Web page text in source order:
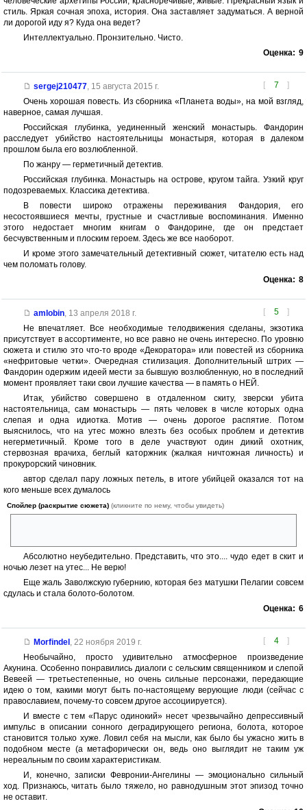
стиль. Яркая сочная эпоха, история. Она заставляет задуматься. А верной
ли дорогой иду я? Куда она ведет?
Интеллектуально. Пронзительно. Чисто.
Оценка: 9
[ 7 ]
sergej210477, 15 августа 2015 г.
Очень хорошая повесть. Из сборника «Планета воды», на мой взгляд,
наверное, самая лучшая.
Российская глубинка, уединенный женский монастырь. Фандорин
расследует убийство настоятельницы монастыря, которая в далеком
прошлом была его возлюбленной.
По жанру — герметичный детектив.
Российская глубинка. Монастырь на острове, кругом тайга. Узкий круг
подозреваемых. Классика детектива.
В повести широко отражены переживания Фандория, его
несостоявшиеся мечты, грустные и счастливые воспоминания. Именно
этого недостает многим книгам о Фандорине, где он предстает
бесчувственным и плоским героем. Здесь же все наоборот.
И кроме этого замечательный детективный сюжет, читателю есть над
чем поломать голову.
Оценка: 8
[ 5 ]
amlobin, 13 апреля 2018 г.
Не впечатляет. Все необходимые телодвижения сделаны, экзотика
присутствует в ассортименте, но все равно не очень интересно. По уровню
сюжета и стилю это что-то вроде «Декоратора» или повестей из сборника
«нефритовые четки». Очередная стилизация. Дополнительный штрих —
Фандорин одержим идеей мести за бывшую возлюбленную, но в последний
момент проявляет таки свои лучшие качества — в память о НЕЙ.
Итак, убийство совершено в отдаленном скиту, зверски убита
настоятельница, сам монастырь — пять человек в числе которых одна
слепая и одна идиотка. Мотив — очень дорогое распятие. Потом
выяснилось, что на утес можно влезть без особых проблем и детектив
негерметичный. Кроме того в деле участвуют один дикий охотник,
стервозная врачиха, беглый каторжник (жалкая ничтожная личность) и
прокурорский чиновник.
автор сделал пару ложных петель, в итоге убийцей оказался тот на
кого меньше всех думалось
Спойлер (раскрытие сюжета) (кликните по нему, чтобы увидеть)
Абсолютно неубедительно. Представить, что это.... чудо едет в скит и
ночью лезет на утес... Не верю!
Еще жаль Заволжскую губернию, которая без матушки Пелагии совсем
сдулась и стала болото-болотом.
Оценка: 6
[ 4 ]
Morfindel , 22 ноября 2019 г.
Необычайно, просто удивительно атмосферное произведение
Акунина. Особенно понравились диалоги с сельским священником и слепой
Вевеей — третьестепенные, но очень сильные персонажи, передающие
идею о том, какими могут быть по-настоящему верующие люди (сейчас с
православием, почему-то совсем другое ассоциируется).
И вместе с тем «Парус одинокий» несет чрезвычайно депрессивный
импульс в описании сонного деградирующего региона, болота, которое
становится только хуже. Ловил себя на мысли, как было бы ужасно жить в
подобном месте (а метафорически он, ведь оно выглядит не таким уж
нереальным по своим характеристикам.
И, конечно, записки Февронии-Ангелины — эмоционально сильный
ход. Признаюсь, читать было тяжело, но равнодушным этот эпизод точно
не оставит.